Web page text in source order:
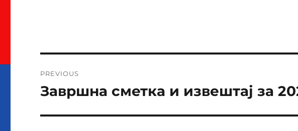
на
PREVIOUS
Previous
Завршна сметка и извештај за